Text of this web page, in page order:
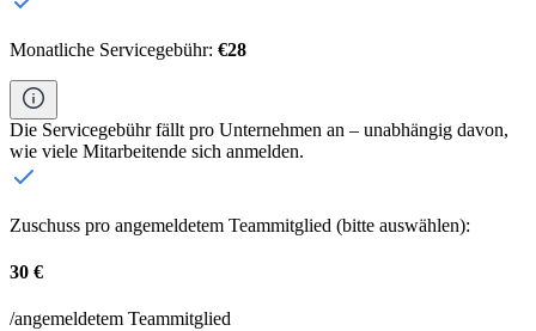
Monatliche Servicegebühr: €28
Die Servicegebühr fällt pro Unternehmen an – unabhängig davon,
wie viele Mitarbeitende sich anmelden.
Zuschuss pro angemeldetem Teammitglied (bitte auswählen):
30 €
/angemeldetem Teammitglied